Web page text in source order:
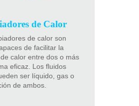
de Calor
de calor son
de facilitar la
calor entre dos o más
eficaz. Los fluidos
ser líquido, gas o
de ambos.